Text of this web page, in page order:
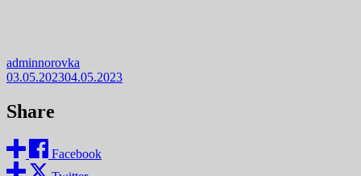
adminnorovka
03.05.202304.05.2023
Share
Facebook